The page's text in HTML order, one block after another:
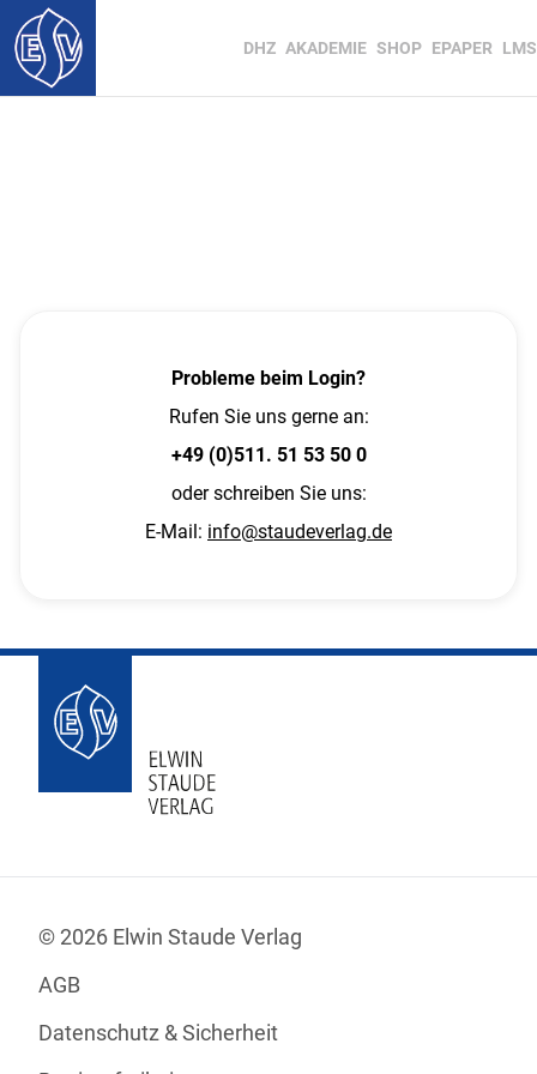
DHZ AKADEMIE SHOP EPAPER LMS
Probleme beim Login?
Rufen Sie uns gerne an:
+49 (0)511. 51 53 50 0
oder schreiben Sie uns:
E-Mail: info@staudeverlag.de
© 2026 Elwin Staude Verlag
AGB
Datenschutz & Sicherheit